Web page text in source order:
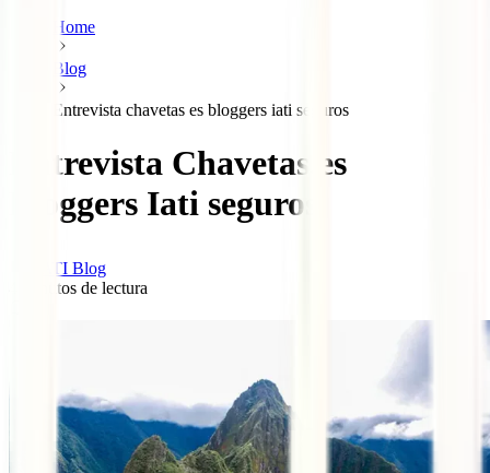
Home
Blog
Entrevista chavetas es bloggers iati seguros
Entrevista Chavetas.es
Bloggers Iati seguros
IATI Blog
minutos de lectura